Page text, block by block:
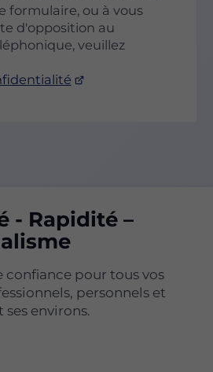
formulaire, ou à vous
d'opposition au
veuillez
- Rapidité –
confiance pour tous vos
personnels et
ses environs.